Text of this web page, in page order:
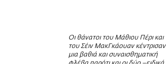
Οι θάνατοι του Μάθιου Πέρι και
του Σέιν ΜακΓκάουαν κέντρισαν
μια βαθιά και συναισθηματική